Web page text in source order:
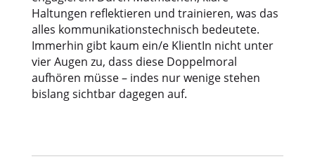
Haltungen reflektieren und trainieren, was das
alles kommunikationstechnisch bedeutete.
Immerhin gibt kaum ein/e KlientIn nicht unter
vier Augen zu, dass diese Doppelmoral
aufhören müsse – indes nur wenige stehen
bislang sichtbar dagegen auf.